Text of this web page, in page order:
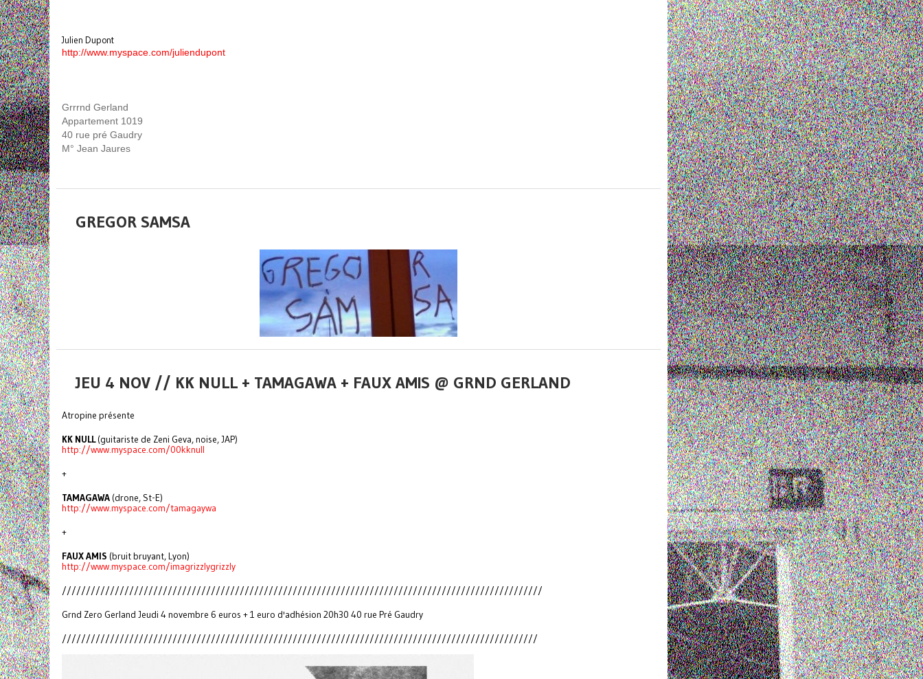
Julien Dupont
http://www.myspace.com/juliendupont
Grrrnd Gerland
Appartement 1019
40 rue pré Gaudry
M° Jean Jaures
GREGOR SAMSA
JEU 4 NOV // KK NULL + TAMAGAWA + FAUX AMIS @ GRND GERLAND
Atropine présente
KK NULL(guitariste de Zeni Geva, noise, JAP)
http://www.myspace.com/00kknull
+
TAMAGAWA (drone, St-E)
http://www.myspace.com/tamagaywa
+
FAUX AMIS (bruit bruyant, Lyon)
http://www.myspace.com/imagrizzlygrizzly
////////////////////////////////////////////////////////////////////////////////////////////////////
Grnd Zero Gerland Jeudi 4 novembre 6 euros + 1 euro d'adhésion 20h30 40 rue Pré Gaudry
///////////////////////////////////////////////////////////////////////////////////////////////////